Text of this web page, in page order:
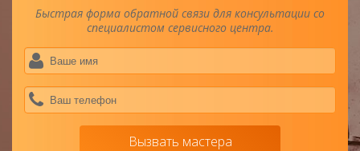
Быстрая форма обратной связи для консультации со
специалистом сервисного центра.
Вызвать мастера